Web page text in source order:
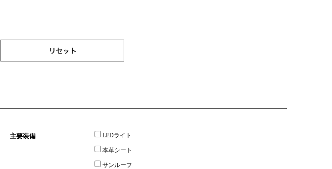
主要装備 LEDライト
本革シート
サンルーフ